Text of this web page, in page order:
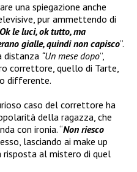
una spiegazione anche
pur ammettendo di
Ok le luci, ok tutto, ma
gialle, quindi non capisco”.
distanza “Un mese dopo”,
correttore, quello di Tarte,
differente.
caso del correttore ha
della ragazza, che
con ironia. “Non riesco
lasciando ai make up
al mistero di quel